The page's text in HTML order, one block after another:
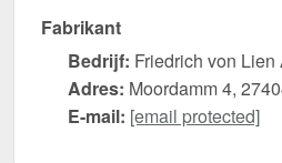
Fabrikant
Bedrijf: Friedrich von Lien
Adres: Moordamm 4,
E-mail: [email protected]